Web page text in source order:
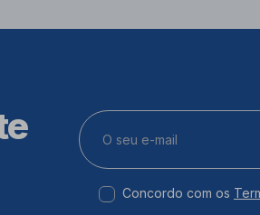
Concordo com os